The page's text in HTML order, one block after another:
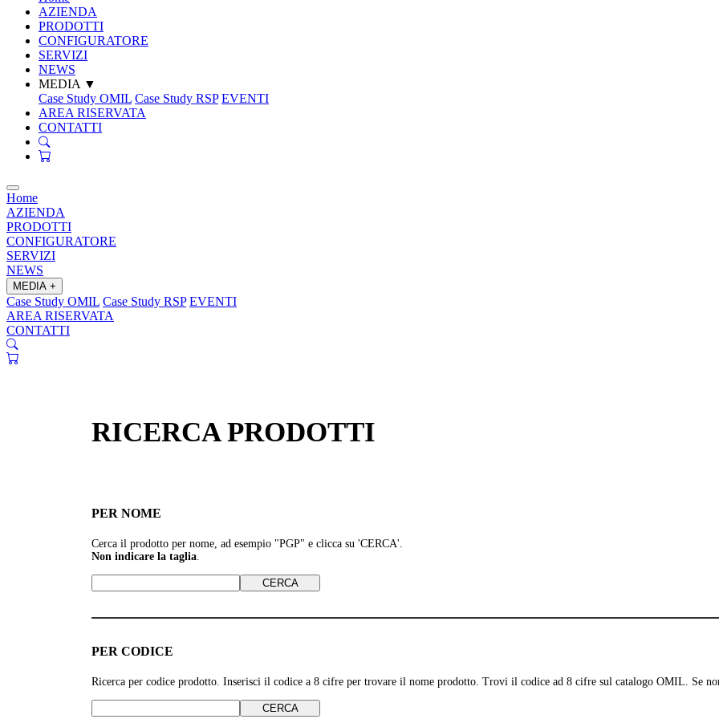
AZIENDA
PRODOTTI
CONFIGURATORE
SERVIZI
NEWS
MEDIA ▼
Case Study OMIL Case Study RSP EVENTI
AREA RISERVATA
CONTATTI
Home
AZIENDA
PRODOTTI
CONFIGURATORE
SERVIZI
NEWS
MEDIA +
Case Study OMIL Case Study RSP EVENTI
AREA RISERVATA
CONTATTI
RICERCA PRODOTTI
PER NOME
Cerca il prodotto per nome, ad esempio "PGP" e clicca su 'CERCA'.
Non indicare la taglia
PER CODICE
Ricerca per codice prodotto. Inserisci il codice a 8 cifre per trovare il nome prodotto. Trovi il codice ad 8 cifre sul catalogo OMIL. Se